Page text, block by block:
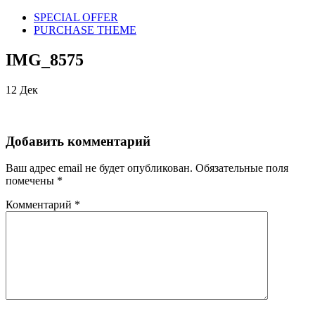
SPECIAL OFFER
PURCHASE THEME
IMG_8575
12 Дек
Добавить комментарий
Ваш адрес email не будет опубликован. Обязательные поля
помечены *
Комментарий *